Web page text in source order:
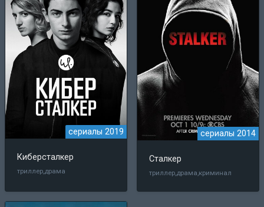
сериалы 2019
Киберсталкер
триллер,драма
сериалы 2014
Сталкер
триллер,драма,криминал